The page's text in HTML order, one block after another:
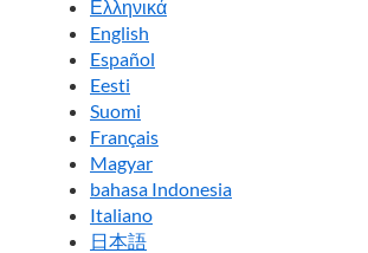
Ελληνικά
English
Español
Eesti
Suomi
Français
Magyar
bahasa Indonesia
Italiano
日本語